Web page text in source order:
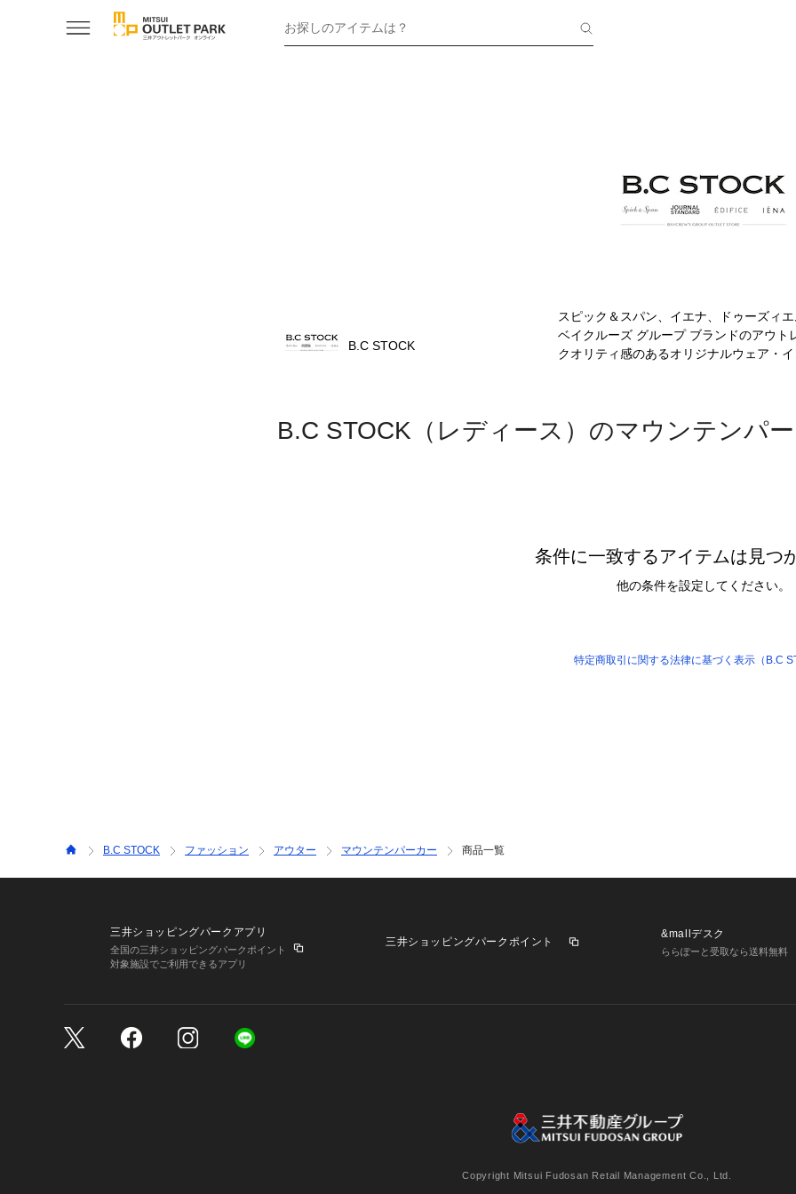
お探しのアイテムは？
B.C STOCK
スピック＆スパン、イエナ、ドゥーズィ
ベイクルーズ グループ ブランドのアウト
クオリティ感のあるオリジナルウェア・
B.C STOCK（レディース）のマウンテンパ
条件に一致するアイテムは見つ
他の条件を設定してください。
特定商取引に関する法律に基づく表示（B.C
B.C STOCK ファッション アウター マウンテンパーカー 商品一覧
三井ショッピングパークアプリ
全国の三井ショッピングパークポイント
対象施設でご利用できるアプリ
三井ショッピングパークポイント
&mallデスク
ららぽーと受取なら送料無料
個人情報保護方針 個人情報の取り扱いについて
Copyright Mitsui Fudosan Retail Management Co., Ltd.